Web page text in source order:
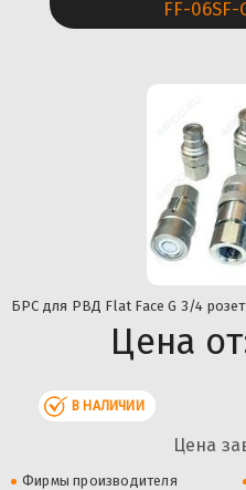
FF-
БРС для РВД Flat Face G 3/4
Цена
В НАЛИЧИИ
Цена
Фирмы производителя